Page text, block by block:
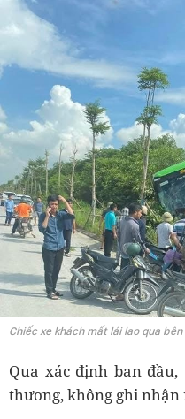
Chiếc xe khách mất lái lao qua bên
Qua xác định ban
thương, không ghi nhận